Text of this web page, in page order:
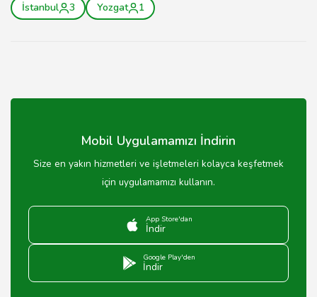
İstanbul
3 Yozgat 1
Mobil Uygulamamızı İndirin
Size en yakın hizmetleri ve işletmeleri kolayca keşfetmek
için uygulamamızı kullanın.
App Store'dan
İndir
Google Play'den
İndir